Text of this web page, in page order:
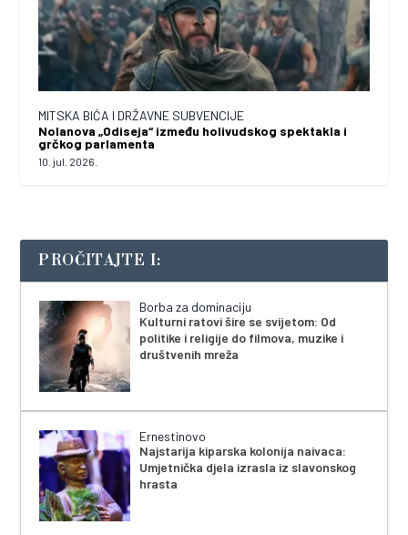
MITSKA BIĆA I DRŽAVNE SUBVENCIJE
Nolanova „Odiseja“ između holivudskog spektakla i
grčkog parlamenta
10. jul. 2026.
PROČITAJTE I:
Borba za dominaciju
Kulturni ratovi šire se svijetom: Od
politike i religije do filmova, muzike i
društvenih mreža
Ernestinovo
Najstarija kiparska kolonija naivaca:
Umjetnička djela izrasla iz slavonskog
hrasta